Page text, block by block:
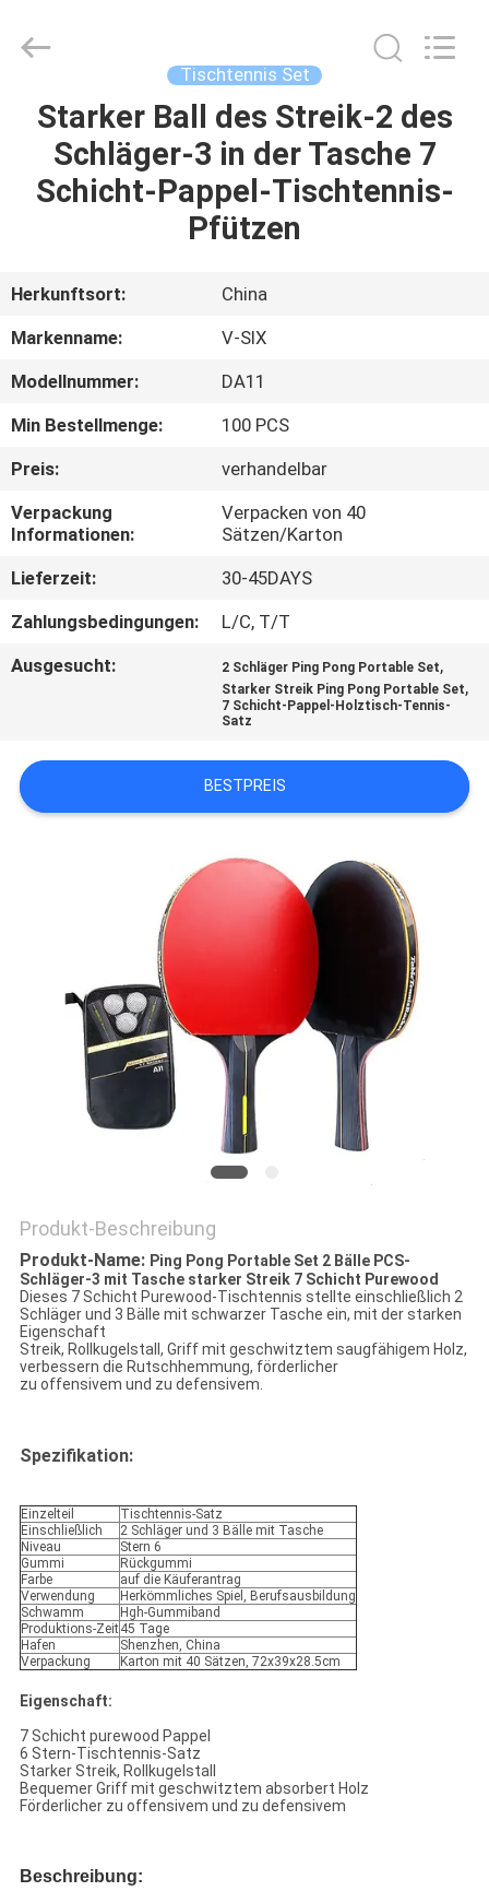
HAUSE
ÜBER
UNS
WERKSBESICHTIGUNG
QUALITÄTSKONTROLLE
KONTAKT
MIT
UNS
BITTE
EIN
ANGEBOT
Sports
Ltd..
Tischtennis Set
Starker Ball des Streik-2 des
Schläger-3 in der Tasche 7
Schicht-Pappel-Tischtennis-
Pfützen
Herkunftsort:
China
Markenname:
V-SIX
Modellnummer:
DA11
Min Bestellmenge:
100 PCS
Preis:
verhandelbar
Verpackung
Informationen:
Verpacken von 40
Sätzen/Karton
Lieferzeit:
30-45DAYS
Zahlungsbedingungen:
L/C, T/T
Ausgesucht:
2 Schläger Ping Pong Portable Set,
Starker Streik Ping Pong Portable Set,
7 Schicht-Pappel-Holztisch-Tennis-
Satz
BESTPREIS
Produkt-Beschreibung
Produkt-Name: Ping Pong Portable Set 2 Bälle PCS-
Schläger-3 mit Tasche starker Streik 7 Schicht Purewood
Dieses 7 Schicht Purewood-Tischtennis stellte einschließlich 2
Schläger und 3 Bälle mit schwarzer Tasche ein, mit der starken
Eigenschaft
Streik, Rollkugelstall, Griff mit geschwitztem saugfähigem Holz,
verbessern die Rutschhemmung, förderlicher
zu offensivem und zu defensivem.
Spezifikation:
Einzelteil
Tischtennis-Satz
Einschließlich
2 Schläger und 3 Bälle mit Tasche
Niveau
Stern 6
Gummi
Rückgummi
Farbe
auf die Käuferantrag
Verwendung
Herkömmliches Spiel, Berufsausbildung
Schwamm
Hgh-Gummiband
Produktions-Zeit45 Tage
Hafen
Shenzhen, China
Verpackung
Karton mit 40 Sätzen, 72x39x28.5cm
Eigenschaft:
7 Schicht purewood Pappel
6 Stern-Tischtennis-Satz
Starker Streik, Rollkugelstall
Bequemer Griff mit geschwitztem absorbert Holz
Förderlicher zu offensivem und zu defensivem
Beschreibung: